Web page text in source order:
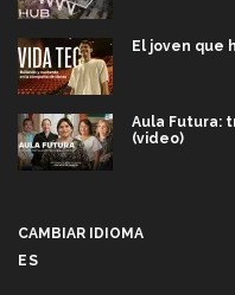
El joven que
Aula Futura:
(video)
CAMBIAR IDIOMA
ES